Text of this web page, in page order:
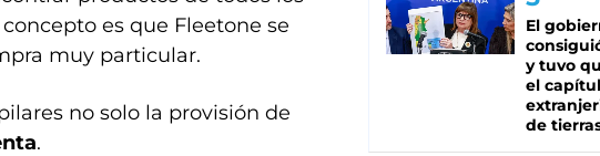
es que Fleetone se
muy particular.
no solo la provisión de
.
El
y tuvo
el
de